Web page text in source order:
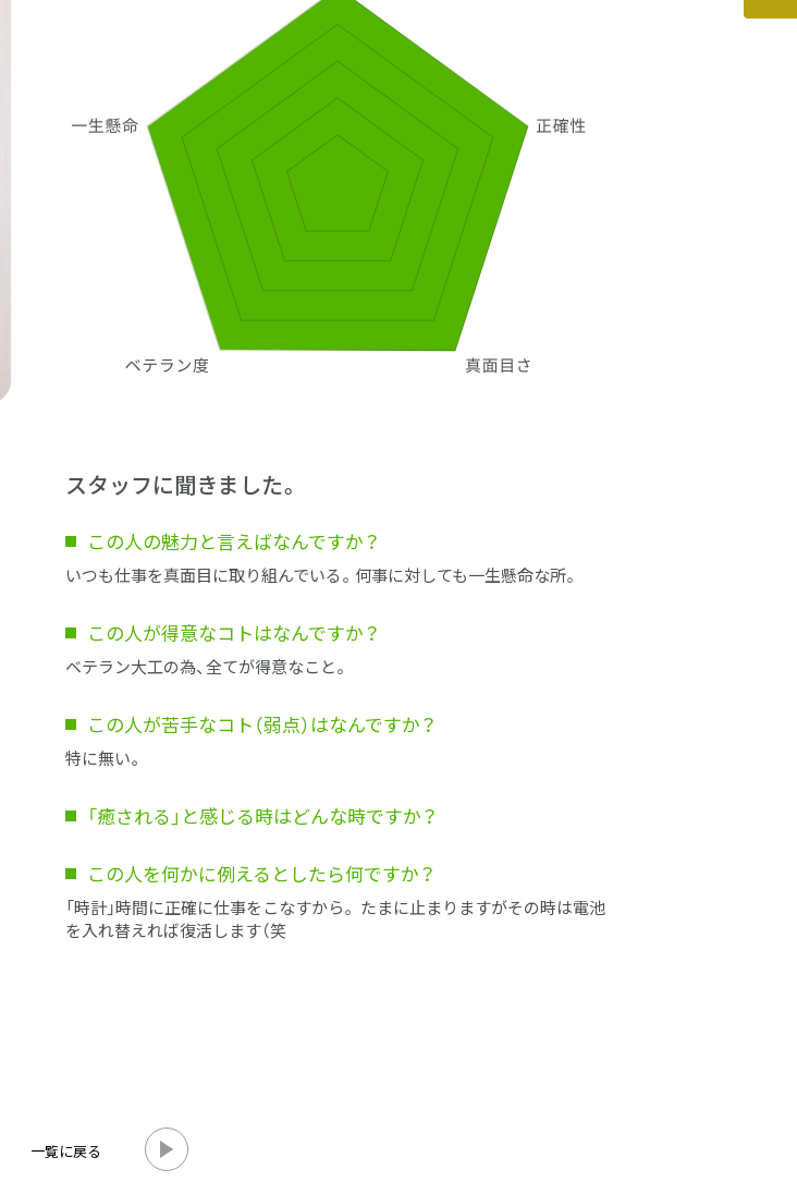
スタッフに聞きました。
この人の魅力と言えばなんですか？
いつも仕事を真面目に取り組んでいる。何事に対しても一生懸命な所。
この人が得意なコトはなんですか？
ベテラン大工の為、全てが得意なこと。
この人が苦手なコト（弱点）はなんですか？
特に無い。
「癒される」と感じる時はどんな時ですか？
この人を何かに例えるとしたら何ですか？
「時計」時間に正確に仕事をこなすから。 たまに止まりますがその時は電池
を入れ替えれば復活します（笑
一覧に戻る